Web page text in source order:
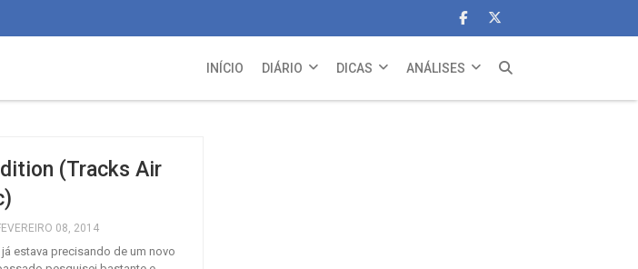
INÍCIO DIÁRIO DICAS ANÁLISES
(Tracks Air
08, 2014
estava precisando de um novo